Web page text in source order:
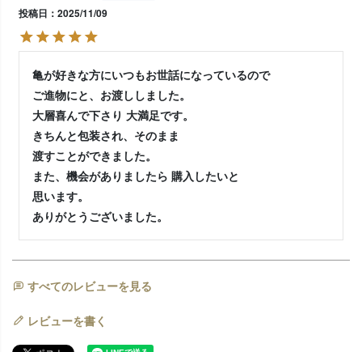
投稿日
2025/11/09
亀が好きな方にいつもお世話になっているので
ご進物にと、お渡ししました。
大層喜んで下さり 大満足です。
きちんと包装され、そのまま
渡すことができました。
また、機会がありましたら 購入したいと
思います。
ありがとうございました。
すべてのレビューを見る
レビューを書く